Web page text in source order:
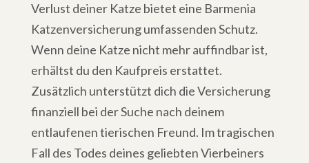
Verlust deiner Katze bietet eine Barmenia
Katzenversicherung umfassenden Schutz.
Wenn deine Katze nicht mehr auffindbar ist,
erhältst du den Kaufpreis erstattet.
Zusätzlich unterstützt dich die Versicherung
finanziell bei der Suche nach deinem
entlaufenen tierischen Freund. Im tragischen
Fall des Todes deines geliebten Vierbeiners